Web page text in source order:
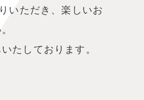
いただき、楽しいお
たしております。